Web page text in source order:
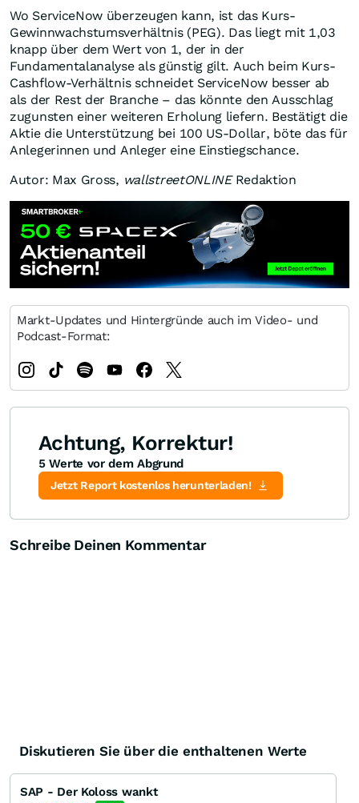
Wo ServiceNow überzeugen kann, ist das Kurs-
Gewinnwachstumsverhältnis (PEG). Das liegt mit 1,03
knapp über dem Wert von 1, der in der
Fundamentalanalyse als günstig gilt. Auch beim Kurs-
Cashflow-Verhältnis schneidet ServiceNow besser ab
als der Rest der Branche – das könnte den Ausschlag
zugunsten einer weiteren Erholung liefern. Bestätigt die
Aktie die Unterstützung bei 100 US-Dollar, böte das für
Anlegerinnen und Anleger eine Einstiegschance.
Autor: Max Gross, wallstreetONLINERedaktion
Markt-Updates und Hintergründe auch im Video- und
Podcast-Format:
Achtung, Korrektur!
5 Werte vor dem Abgrund
Jetzt Report kostenlos herunterladen!
Schreibe Deinen Kommentar
Diskutieren Sie über die enthaltenen Werte
SAP - Der Koloss wankt